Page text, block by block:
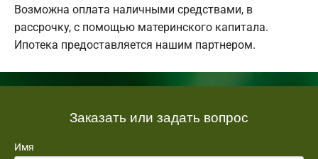
Возможна оплата наличными средствами, в
рассрочку, с помощью материнского капитала.
Ипотека предоставляется нашим партнером.
Заказать или задать вопрос
Имя